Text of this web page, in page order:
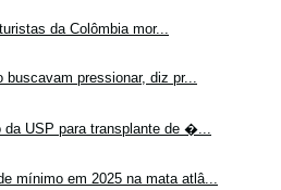
da Colômbia mor...
pressionar, diz pr...
USP para transplante de �...
mínimo em 2025 na mata atlâ...